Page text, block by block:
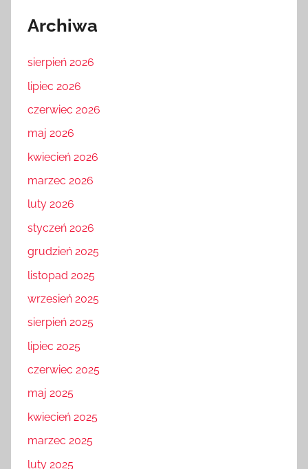
Archiwa
sierpień 2026
lipiec 2026
czerwiec 2026
maj 2026
kwiecień 2026
marzec 2026
luty 2026
styczeń 2026
grudzień 2025
listopad 2025
wrzesień 2025
sierpień 2025
lipiec 2025
czerwiec 2025
maj 2025
kwiecień 2025
marzec 2025
luty 2025